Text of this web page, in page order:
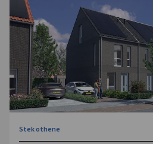
Stek othene